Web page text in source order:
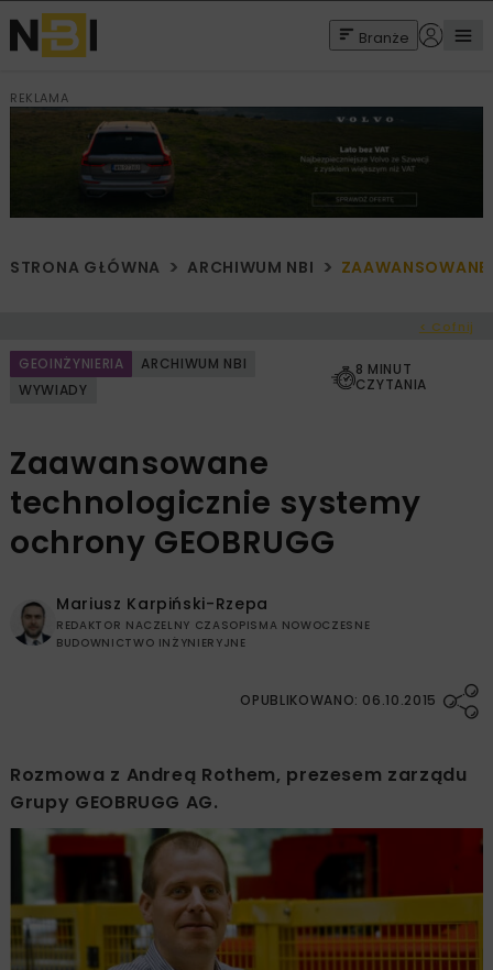
Branże
REKLAMA
STRONA GŁÓWNA ARCHIWUM NBI ZAAWANSOWANE
< Cofnij
GEOINŻYNIERIA
ARCHIWUM NBI
WYWIADY
8 MINUT
CZYTANIA
Zaawansowane
technologicznie systemy
ochrony GEOBRUGG
Mariusz Karpiński-Rzepa
REDAKTOR NACZELNY CZASOPISMA NOWOCZESNE
BUDOWNICTWO INŻYNIERYJNE
OPUBLIKOWANO: 06.10.2015
Rozmowa z Andreą Rothem, prezesem zarządu
Grupy GEOBRUGG AG.